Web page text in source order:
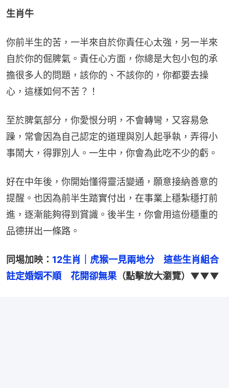
生肖牛
你前半生的苦，一半來自於你責任心太強，另一半來
自於你的倔脾氣。責任心方面，你總是大包小包的承
擔很多人的問題，該你的、不該你的，你都要去操
心，這樣如何不苦？！
至於脾氣部分，你愛恨分明，不會轉彎，又容易急
躁，常會因為自己認定的道理與別人起爭執，弄得小
事鬧大，得罪別人。一生中，你會為此吃不少的虧。
好在中年後，你開始懂得靈活變通，願意接納善意的
提醒。也因為前半生踏實付出，在事業上穩紮穩打前
進，逐漸能夠得到賞識。後半生，你會用這份穩重的
品德拼出一條路。
同埸加映： 12生肖｜虎猴一見兩地分　這些生肖組合
註定婚姻不順　花開卻無果（點擊放大瀏覽）▼▼▼